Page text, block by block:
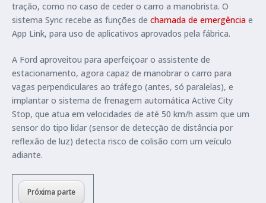
tração, como no caso de ceder o carro a manobrista. O
sistema Sync recebe as funções de chamada de emergência e
App Link, para uso de aplicativos aprovados pela fábrica.
A Ford aproveitou para aperfeiçoar o assistente de
estacionamento, agora capaz de manobrar o carro para
vagas perpendiculares ao tráfego (antes, só paralelas), e
implantar o sistema de frenagem automática Active City
Stop, que atua em velocidades de até 50 km/h assim que um
sensor do tipo lidar (sensor de detecção de distância por
reflexão de luz) detecta risco de colisão com um veículo
adiante.
Próxima parte